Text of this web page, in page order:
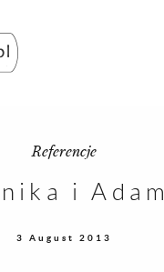
Referencje
i Adam
3 August 2013